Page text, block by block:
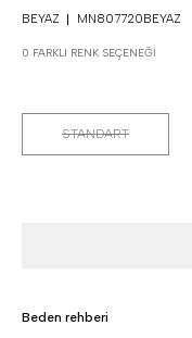
BEYAZ MN807720BEYAZ
0 FARKLI RENK SEÇENEĞI
STANDART
Beden rehberi